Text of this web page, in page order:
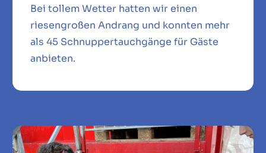
Bei tollem Wetter hatten wir einen
riesengroßen Andrang und konnten mehr
als 45 Schnuppertauchgänge für Gäste
anbieten.